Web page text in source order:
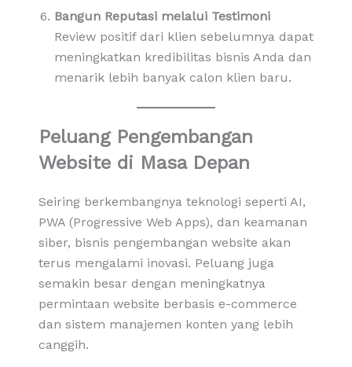
Bangun Reputasi melalui Testimoni
Review positif dari klien sebelumnya dapat
meningkatkan kredibilitas bisnis Anda dan
menarik lebih banyak calon klien baru.
Peluang Pengembangan
Website di Masa Depan
Seiring berkembangnya teknologi seperti AI,
PWA (Progressive Web Apps), dan keamanan
siber, bisnis pengembangan website akan
terus mengalami inovasi. Peluang juga
semakin besar dengan meningkatnya
permintaan website berbasis e-commerce
dan sistem manajemen konten yang lebih
canggih.